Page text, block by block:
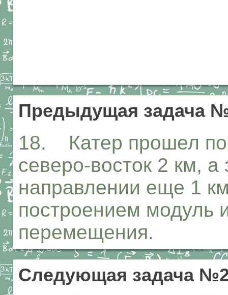
Предыдущая задача
18. Катер прошел по
северо-восток 2 км,
направлении еще 1
построением модуль
перемещения.
Следующая задача